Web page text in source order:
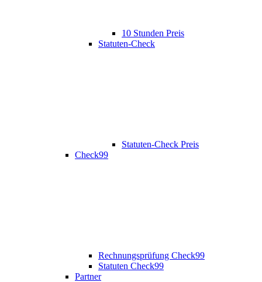
10 Stunden Preis
Statuten-Check
Statuten-Check Preis
Check99
Rechnungsprüfung Check99
Statuten Check99
Partner